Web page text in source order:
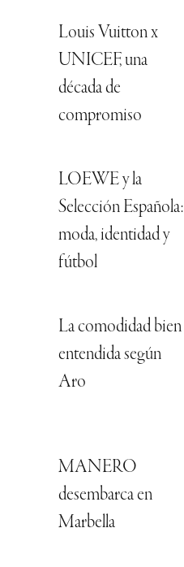
Louis Vuitton x
UNICEF, una
década de
compromiso
LOEWE y la
Selección Española:
moda, identidad y
fútbol
La comodidad bien
entendida según
Aro
MANERO
desembarca en
Marbella